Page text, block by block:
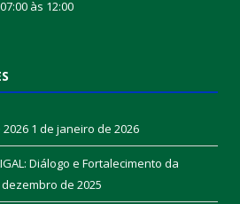
às 12:00
1 de janeiro de 2026
Diálogo e Fortalecimento da
dezembro de 2025